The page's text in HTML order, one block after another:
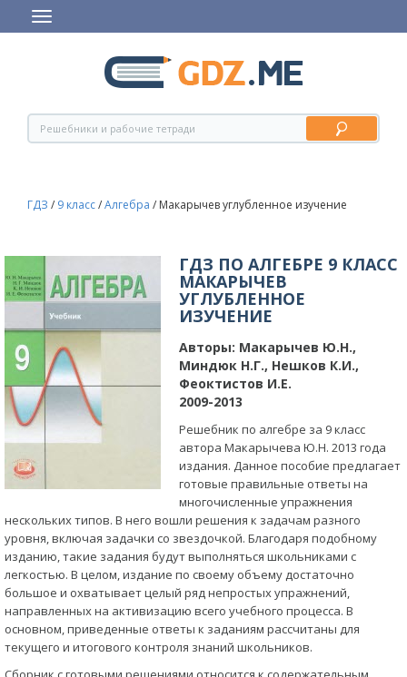
ГДЗ / 9 класс/Алгебра / Макарычев углубленное изучение
ГДЗ ПО АЛГЕБРЕ 9 КЛАСС
МАКАРЫЧЕВ
УГЛУБЛЕННОЕ
ИЗУЧЕНИЕ
Авторы: Макарычев Ю.Н.,
Миндюк Н.Г., Нешков К.И.,
Феоктистов И.Е.
2009-2013
Решебник по алгебре за 9 класс
автора Макарычева Ю.Н. 2013 года
издания. Данное пособие предлагает
готовые правильные ответы на
многочисленные упражнения
нескольких типов. В него вошли решения к задачам разного
уровня, включая задачки со звездочкой. Благодаря подобному
изданию, такие задания будут выполняться школьниками с
легкостью. В целом, издание по своему объему достаточно
большое и охватывает целый ряд непростых упражнений,
направленных на активизацию всего учебного процесса. В
основном, приведенные ответы к заданиям рассчитаны для
текущего и итогового контроля знаний школьников.